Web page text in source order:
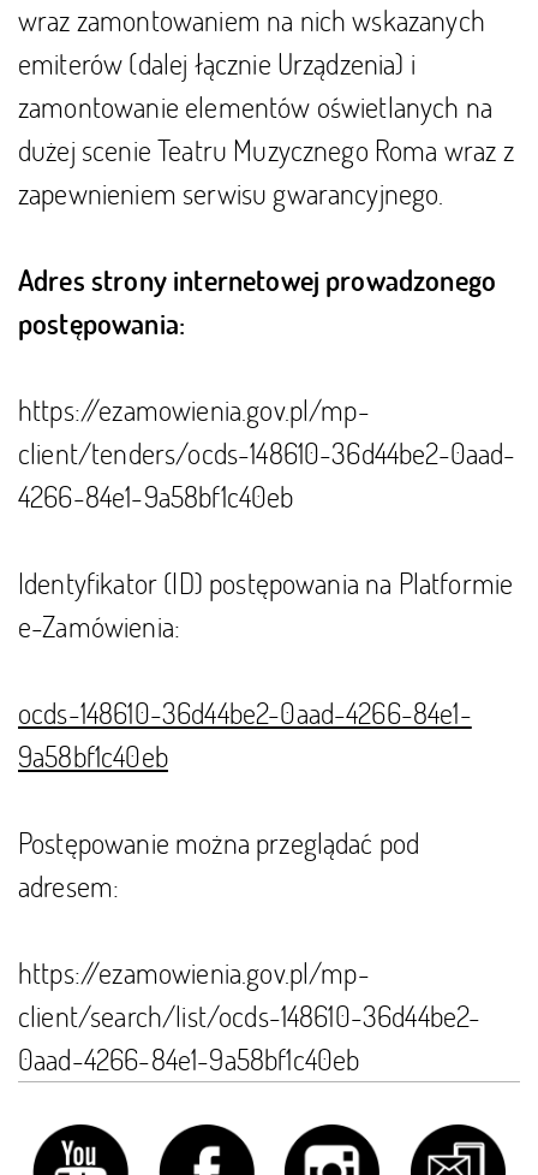
wraz zamontowaniem na nich wskazanych
emiterów (dalej łącznie Urządzenia) i
zamontowanie elementów oświetlanych na
dużej scenie Teatru Muzycznego Roma wraz z
zapewnieniem serwisu gwarancyjnego.
Adres strony internetowej prowadzonego
postępowania:
https://ezamowienia.gov.pl/mp-
client/tenders/ocds-148610-36d44be2-0aad-
4266-84e1-9a58bf1c40eb
Identyfikator (ID) postępowania na Platformie
e-Zamówienia:
ocds-148610-36d44be2-0aad-4266-84e1-
9a58bf1c40eb
Postępowanie można przeglądać pod
adresem:
https://ezamowienia.gov.pl/mp-
client/search/list/ocds-148610-36d44be2-
0aad-4266-84e1-9a58bf1c40eb